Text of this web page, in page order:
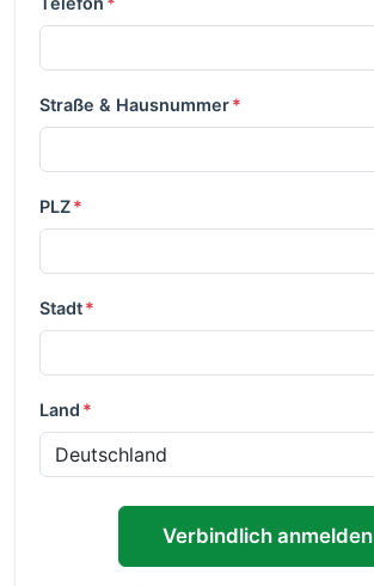
Straße & Hausnummer*
PLZ*
Stadt*
Land *
Verbindlich anmelden